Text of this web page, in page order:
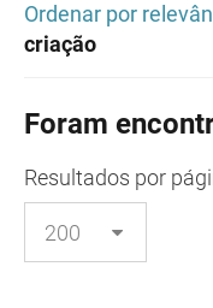
Ordenar por
criação
Foram
Resultados por